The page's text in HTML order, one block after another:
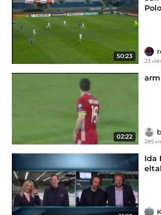
50:23
23
02:22
285
Ida